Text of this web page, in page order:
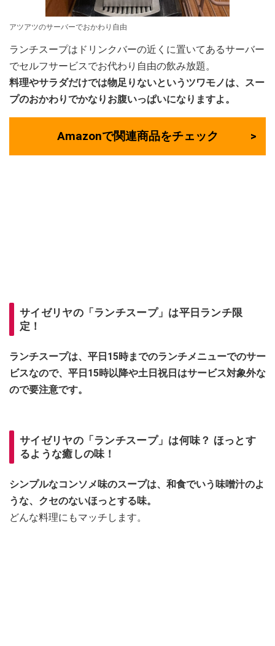
アツアツのサーバーでおかわり自由
ランチスープはドリンクバーの近くに置いてあるサーバー
でセルフサービスでお代わり自由の飲み放題。
料理やサラダだけでは物足りないというツワモノは、スー
プのおかわりでかなりお腹いっぱいになりますよ。
Amazonで関連商品をチェック
サイゼリヤの「ランチスープ」は平日ランチ限
定！
ランチスープは、平日15時までのランチメニューでのサー
ビスなので、平日15時以降や土日祝日はサービス対象外な
ので要注意です。
サイゼリヤの「ランチスープ」は何味？ ほっとす
るような癒しの味！
シンプルなコンソメ味のスープは、和食でいう味噌汁のよ
うな、クセのないほっとする味。
どんな料理にもマッチします。